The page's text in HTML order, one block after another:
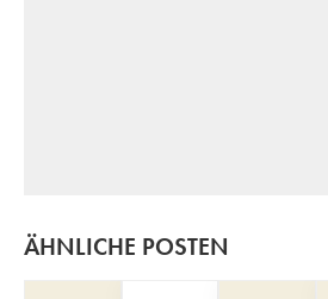
ÄHNLICHE POSTEN